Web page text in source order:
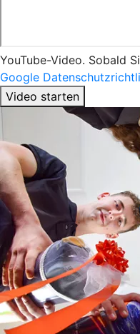
YouTube-Video. Sobald
Google
Video starten